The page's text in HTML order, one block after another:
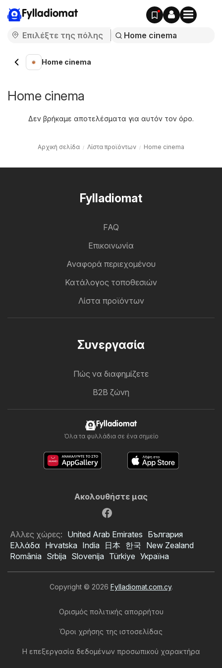
Fylladiomat
Home cinema
Home cinema
Δεν βρήκαμε αποτελέσματα για αυτόν τον όρο.
Αρχική σελίδα Λίστα προϊόντων Home cinema
Fylladiomat
FAQ
Επικοινωνία
Αναφορά περιεχομένου
Κατάλογος τοποθεσιών
Λίστα προϊόντων
Συνεργασία
Πώς να διαφημίζετε
B2B ζώνη
Fylladiomat
Όλα τα φυλλάδια σε ένα σημείο
Ακολουθήστε μας
Αλλες χώρες: United Arab Emirates България
Ελλάδα Hrvatska India 日本 한국 New Zealand
România Srbija Slovenija Türkiye Україна
Copyright © 2026 Fylladiomat.com.cy.
Ορισμός πολιτικής απορρήτου
Όροι χρήσης της ιστοσελίδας
Η επεξεργασία δεδομένων προσωπικού χαρακτήρα